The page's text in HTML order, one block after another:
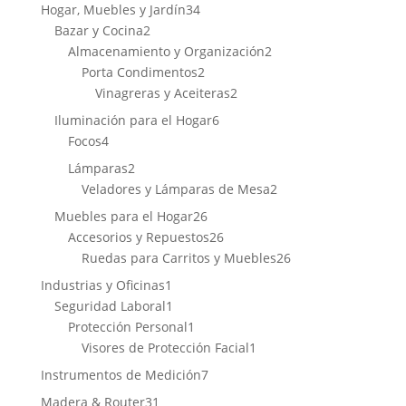
Hogar, Muebles y Jardín3434
Bazar y Cocina22
productos
Almacenamiento y Organización22
Porta Condimentos22
productos
Vinagreras y Aceiteras22
Iluminación para el Hogar66
Focos44
productos
Lámparas22
productos
Veladores y Lámparas de Mesa22
Muebles para el Hogar2626
productos
Accesorios y Repuestos2626
productos
Ruedas para Carritos y Muebles2626
Industrias y Oficinas1
Seguridad Laboral1
producto
Protección Personal1
producto
Visores de Protección Facial1
Instrumentos de Medición77
Madera & Router31